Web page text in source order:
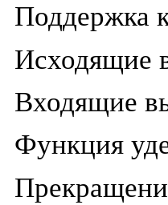
Поддержка
Исходящие
Входящие
Функция